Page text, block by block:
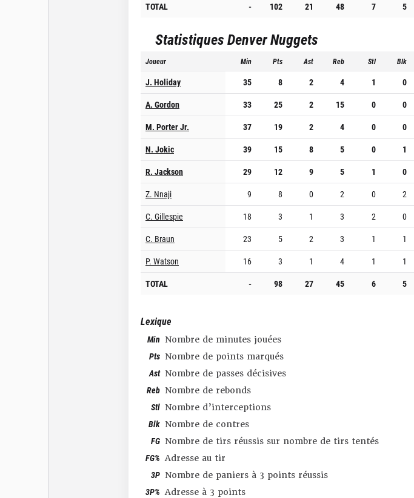
TOTAL
- 102 21 48 7 5
StatistiquesDenver Nuggets
Joueur Min Pts Ast Reb Stl Blk
J. Holiday 35 8 2 4 1 0
A. Gordon
33 25 2 15 0 0
M. Porter Jr.
37 19 2 4 0 0
N. Jokic
39 15 8 5 0 1
R. Jackson
29 12 9 5 1 0
Z. Nnaji
9 8 0 2 0 2
C. Gillespie
18 3 1 3 2 0
C. Braun
23 5 2 3 1 1
P. Watson
16 3 1 4 1 1
TOTAL
- 98 27 45 6 5
Lexique
Min Nombre de minutes jouées
Pts Nombre de points marqués
Ast Nombre de passes décisives
Reb Nombre de rebonds
Stl Nombre d’interceptions
Blk Nombre de contres
FG Nombre de tirs réussis sur nombre de tirs tentés
FG% Adresse au tir
3P Nombre de paniers à 3 points réussis
3P% Adresse à 3 points